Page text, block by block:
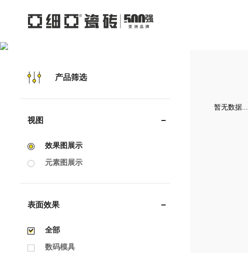
产品筛选
视图
效果图展示
元素图展示
表面效果
全部
数码模具
暂无数据...